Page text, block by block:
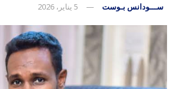
ســـودانس بـوست 5 يناير، 2026